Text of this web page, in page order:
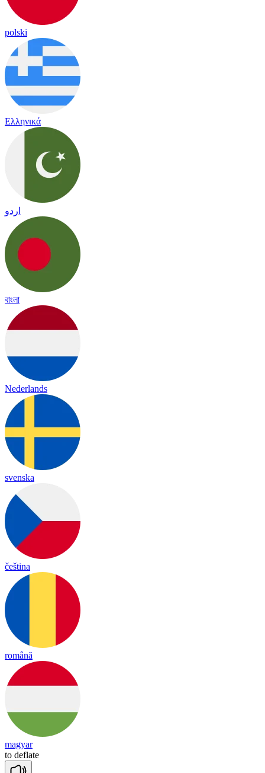
polski
Ελληνικά
اردو
বাংলা
Nederlands
svenska
čeština
română
magyar
to deflate